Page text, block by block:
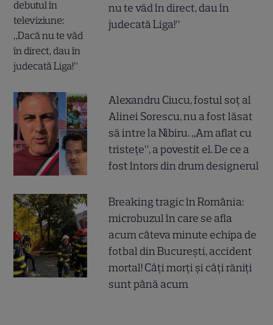
nu te văd în direct, dau în
judecată Liga!”
Alexandru Ciucu, fostul soț al
Alinei Sorescu, nu a fost lăsat
să intre la Nibiru. „Am aflat cu
tristețe”, a povestit el. De ce a
fost întors din drum designerul
Breaking tragic în România:
microbuzul în care se afla
acum câteva minute echipa de
fotbal din București, accident
mortal! Câți morți și câți răniți
sunt până acum